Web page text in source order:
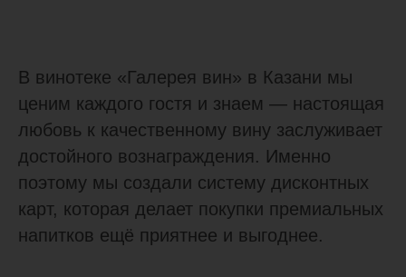
В винотеке «Галерея вин» в Казани мы
ценим каждого гостя и знаем — настоящая
любовь к качественному вину заслуживает
достойного вознаграждения. Именно
поэтому мы создали систему дисконтных
карт, которая делает покупки премиальных
напитков ещё приятнее и выгоднее.